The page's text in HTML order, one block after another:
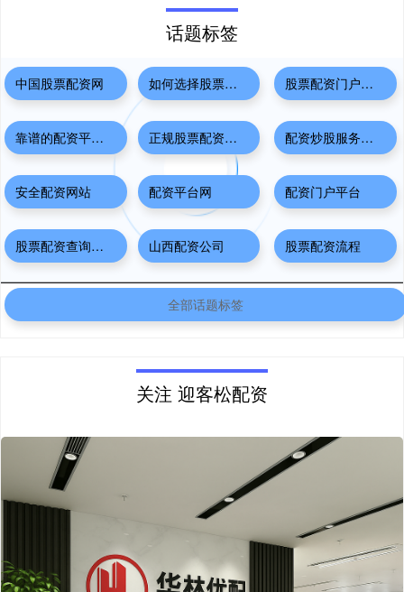
话题标签
中国股票配资网 如何选择股票技巧 股票配资门户平台
靠谱的配资平台有哪些 正规股票配资平台 配资炒股服务中心
安全配资网站 配资平台网 配资门户平台
股票配资查询网站 山西配资公司 股票配资流程
全部话题标签
关注 迎客松配资